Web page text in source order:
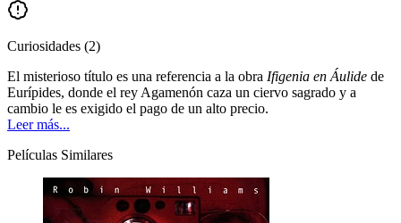
Curiosidades (2)
El misterioso título es una referencia a la obra Ifigenia en Áulide de
Eurípides, donde el rey Agamenón caza un ciervo sagrado y a
cambio le es exigido el pago de un alto precio.
Leer más...
Películas Similares